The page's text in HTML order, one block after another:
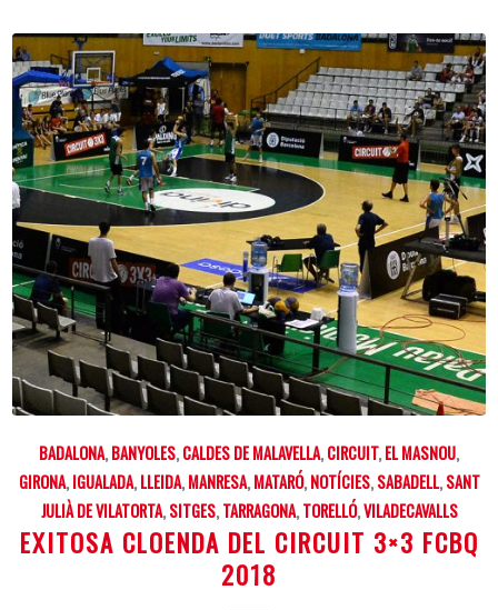
BADALONA,BANYOLES,CALDES DE MALAVELLA,CIRCUIT,EL MASNOU,
GIRONA,IGUALADA,LLEIDA,MANRESA,MATARÓ,NOTÍCIES,SABADELL,SANT
JULIÀ DE VILATORTA,SITGES,TARRAGONA,TORELLÓ,VILADECAVALLS
EXITOSA CLOENDA DEL CIRCUIT 3×3 FCBQ
2018